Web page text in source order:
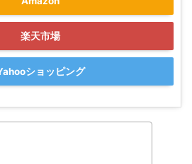
楽天市場
ショッピング